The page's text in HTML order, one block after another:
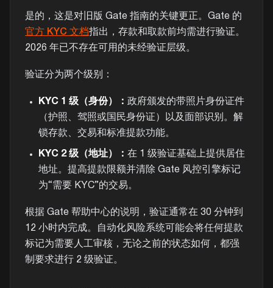
是的，这是对旧版 Gate 指南的关键更正。Gate 的
官方 KYC 文档指出，存款和取款前均需进行验证。
2026 年已不存在可用的未经验证层级。
验证分为两个级别：
KYC 1 级（身份）： 政府颁发的带照片身份证件
（护照、驾照或国民身份证）以及面部识别。解
锁存款、交易和标准提款功能。
KYC 2 级（地址）： 在 1 级验证基础上提供居住
地址。提高提款限额并清除 Gate 风控引擎标记
为“需要 KYC”的交易。
根据 Gate 帮助中心的说明，验证通常在 30 分钟到
12 小时内完成。自动化风险系统可能会将任何提款
标记为需要人工审核，无论之前的状态如何，都强
制要求进行 2 级验证。